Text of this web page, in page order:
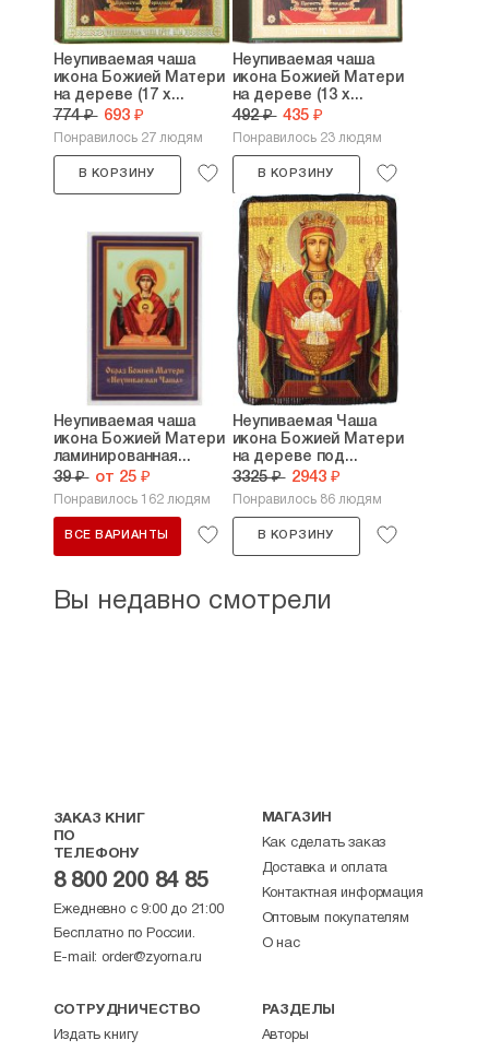
Неупиваемая чаша
икона Божией Матери
на дереве (17 х...
774 ₽ 693 ₽
Понравилось 27 людям
В КОРЗИНУ
Неупиваемая чаша
икона Божией Матери
на дереве (13 х...
492 ₽ 435 ₽
Понравилось 23 людям
В КОРЗИНУ
Неупиваемая чаша
икона Божией Матери
ламинированная...
39 ₽ от 25 ₽
Понравилось 162 людям
ВСЕ ВАРИАНТЫ
Неупиваемая Чаша
икона Божией Матери
на дереве под...
3325 ₽ 2943 ₽
Понравилось 86 людям
В КОРЗИНУ
Вы недавно смотрели
ЗАКАЗ КНИГ
ПО
ТЕЛЕФОНУ
8 800 200 84 85
Ежедневно с 9:00 до 21:00
Бесплатно по России.
E-mail: order@zyorna.ru
МАГАЗИН
Как сделать заказ
Доставка и оплата
Контактная информация
Оптовым покупателям
О нас
СОТРУДНИЧЕСТВО
Издать книгу
РАЗДЕЛЫ
Авторы